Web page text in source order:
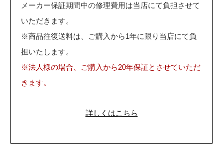
メーカー保証期間中の修理費用は当店にて負担させて
いただきます。
※商品往復送料は、ご購入から1年に限り当店にて負
担いたします。
※法人様の場合、ご購入から20年保証とさせていただ
きます。
詳しくはこちら